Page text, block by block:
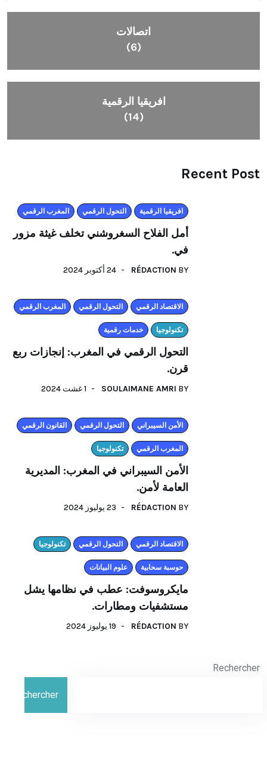
اتصالات
(6)
افريقيا الرقمية
(14)
Recent Post
افريقيا الرقمية التحول الرقمي المغرب الرقمي
أمل الفلاح السغروشني تخلف غيثة مزور
في.
BY
RÉDACTION 24 أكتوبر 2024
اﻻقتصاد الرقمي التحول الرقمي المغرب الرقمي
تكنولوجيا خدمات رقمية
التحول الرقمي في المغرب: إنجازات ربع
قرن.
BY
SOULAIMANE AMRI 1 غشت 2024
الأمن السيبراني التحول الرقمي القانون الرقمي
المغرب الرقمي تكنولوجيا
الأمن السيبراني في المغرب: المديرية
العامة لأمن.
BY
RÉDACTION 23 يوليوز 2024
اﻻقتصاد الرقمي التحول الرقمي تكنولوجيا
حوسبة سحابية علوم البيانات
مايكروسوفت: عطب في نظامها يشل
مستشفيات ومطارات.
BY
RÉDACTION 19 يوليوز 2024
Rechercher
Rechercher